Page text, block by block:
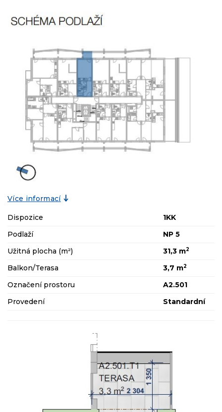
Více informací
Dispozice
1KK
Podlaží
NP 5
Užitná plocha (m²)
31,3 m2
Balkon/Terasa 3,7 m2
Označení prostoru
A2.501
Provedení
Standardní